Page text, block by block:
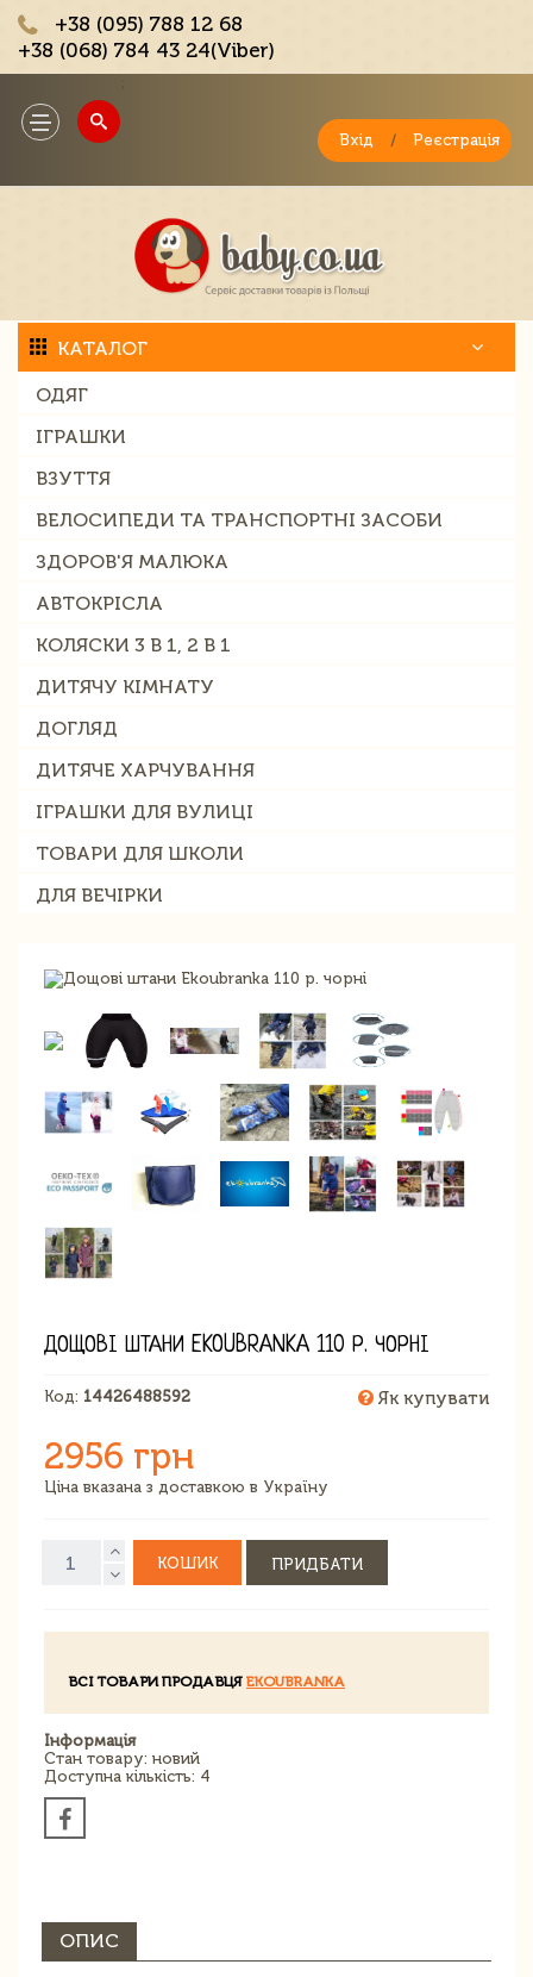
+38 (095) 788 12 68
+38 (068) 784 43 24(Viber)
Toggle
navigation
Вхід / Реєстрація
КАТАЛОГ
ОДЯГ
ІГРАШКИ
ВЗУТТЯ
ВЕЛОСИПЕДИ ТА ТРАНСПОРТНІ ЗАСОБИ
ЗДОРОВ'Я МАЛЮКА
АВТОКРІСЛА
КОЛЯСКИ 3 В 1, 2 В 1
ДИТЯЧУ КІМНАТУ
ДОГЛЯД
ДИТЯЧЕ ХАРЧУВАННЯ
ІГРАШКИ ДЛЯ ВУЛИЦІ
ТОВАРИ ДЛЯ ШКОЛИ
ДЛЯ ВЕЧІРКИ
ДОЩОВІ ШТАНИ EKOUBRANKA 110 Р. ЧОРНІ
Код: 14426488592 Як купувати
2956 грн
Ціна вказана з доставкою в Україну
КОШИК ПРИДБАТИ
ВСІ ТОВАРИ ПРОДАВЦЯ EKOUBRANKA
Інформація
Стан товару: новий
Доступна кількість: 4
ОПИС